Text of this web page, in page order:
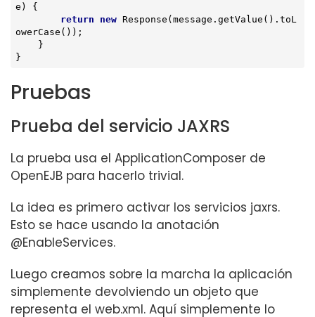
e)
{
return
new Response(message.getValue().toL
owerCase());
}
Pruebas
Prueba del servicio JAXRS
La prueba usa el ApplicationComposer de
OpenEJB para hacerlo trivial.
La idea es primero activar los servicios jaxrs.
Esto se hace usando la anotación
@EnableServices.
Luego creamos sobre la marcha la aplicación
simplemente devolviendo un objeto que
representa el web.xml. Aquí simplemente lo